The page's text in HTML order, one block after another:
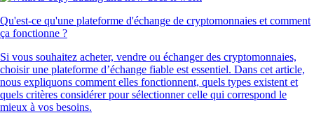
Qu'est-ce qu'une plateforme d'échange de cryptomonnaies et comment
ça fonctionne ?
Si vous souhaitez acheter, vendre ou échanger des cryptomonnaies,
choisir une plateforme d’échange fiable est essentiel. Dans cet article,
nous expliquons comment elles fonctionnent, quels types existent et
quels critères considérer pour sélectionner celle qui correspond le
mieux à vos besoins.